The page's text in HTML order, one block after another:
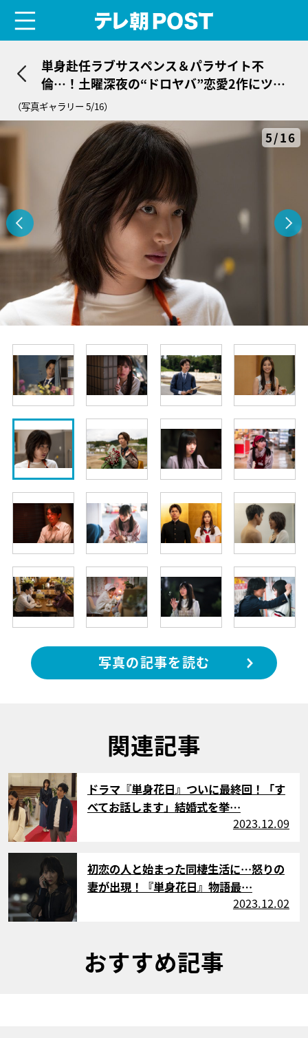
単身赴任ラブサスペンス＆パラサイト不
倫…！土曜深夜の“ドロヤバ”恋愛2作にツッ
コミがとまらない
（写真ギャラリー 5/16）
5/16
写真の記事を読む
関連記事
サムネイル
ドラマ『単身花日』ついに最終回！「す
べてお話します」結婚式を挙…
2023.12.09
サムネイル
初恋の人と始まった同棲生活に…怒りの
妻が出現！『単身花日』物語最…
2023.12.02
おすすめ記事